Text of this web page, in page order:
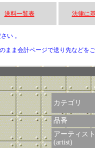
送料一覧表 法律に
い 。
ま会計ページで送り先などを
カテゴリ
品番
アーティス
(artist)